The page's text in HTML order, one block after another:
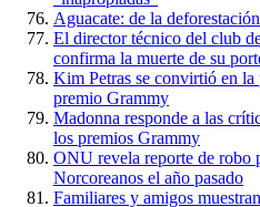
Aguacate: de la
El director técnico del club
confirma la muerte de su
Kim Petras se convirtió en la
premio Grammy
Madonna responde a las
los premios Grammy
ONU revela reporte de robo
Norcoreanos el año pasado
Familiares y amigos